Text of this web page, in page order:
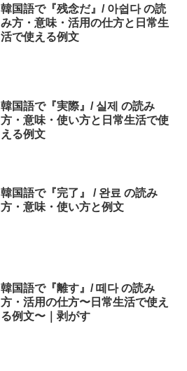
韓国語で『残念だ』/ 아쉽다 の読
み方・意味・活用の仕方と日常生
活で使える例文
韓国語で『実際』/ 실제 の読み
方・意味・使い方と日常生活で使
える例文
韓国語で『完了』 / 완료 の読み
方・意味・使い方と例文
韓国語で『離す』/ 떼다 の読み
方・活用の仕方〜日常生活で使え
る例文〜｜剥がす